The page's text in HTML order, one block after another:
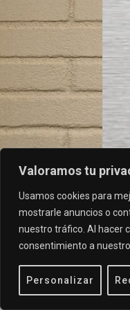
Valoramos tu
Usamos cookies para
mostrarle anuncios o
nuestro tráfico. Al hacer
consentimiento a nuestro
Personalizar